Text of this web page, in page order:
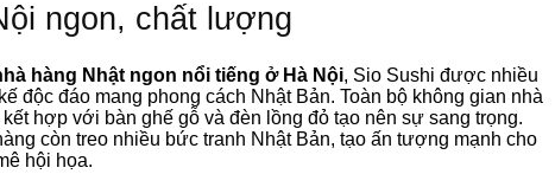
ngon, chất lượng
hàng Nhật ngon nổi tiếng ở Hà Nội, Sio Sushi được nhiều
độc đáo mang phong cách Nhật Bản. Toàn bộ không gian nhà
hợp với bàn ghế gỗ và đèn lồng đỏ tạo nên sự sang trọng.
còn treo nhiều bức tranh Nhật Bản, tạo ấn tượng mạnh cho
hội họa.